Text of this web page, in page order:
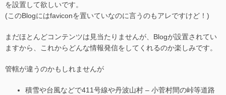
を設置して欲しいです。
(このBlogにはfaviconを置いていなのに言うのもアレですけど！)
まだほとんどコンテンツは見当たりませんが、Blogが設置されてい
ますから、これからどんな情報発信をしてくれるのか楽しみです。
管轄が違うのかもしれませんが
積雪や台風などで411号線や丹波山村 – 小菅村間の峠等道路